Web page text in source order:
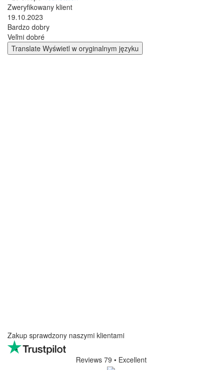
Zweryfikowany klient
19.10.2023
Bardzo dobry
Veľmi dobré
Translate Wyświetl w oryginalnym języku
Zakup sprawdzony naszymi klientami
Reviews 79 • Excellent